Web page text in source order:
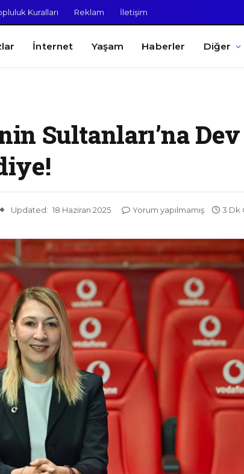
Kuralları Reklam İletişim
İnternet Yaşam Haberler Diğer
Sultanları’na
Updated: 18 Haziran 2025 Yorum yapılmamış 3 Dk